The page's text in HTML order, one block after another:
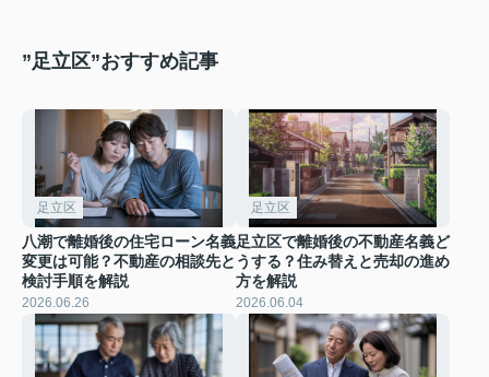
”足立区”おすすめ記事
足立区
八潮で離婚後の住宅ローン名義
変更は可能？不動産の相談先と
検討手順を解説
2026.06.26
足立区
足立区で離婚後の不動産名義ど
うする？住み替えと売却の進め
方を解説
2026.06.04